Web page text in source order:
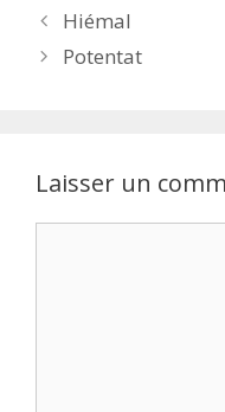
Hiémal
Potentat
Laisser un